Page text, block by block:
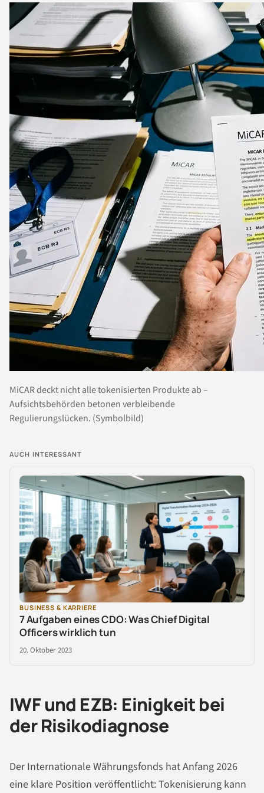
MiCAR deckt nicht alle tokenisierten Produkte ab –
Aufsichtsbehörden betonen verbleibende
Regulierungslücken. (Symbolbild)
AUCH INTERESSANT
BUSINESS & KARRIERE
7 Aufgaben eines CDO: Was Chief Digital
Officers wirklich tun
20. Oktober 2023
IWF und EZB: Einigkeit bei
der Risikodiagnose
Der Internationale Währungsfonds hat Anfang 2026
eine klare Position veröffentlicht: Tokenisierung kann